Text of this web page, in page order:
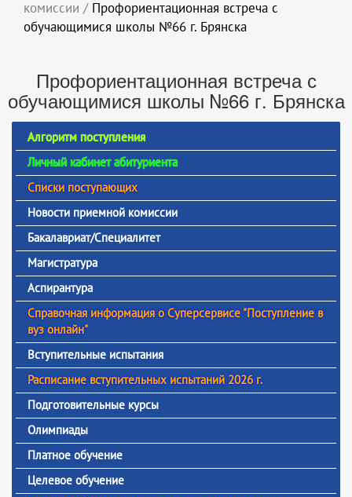
комиссии / Профориентационная встреча с
обучающимися школы №66 г. Брянска
Профориентационная встреча с
обучающимися школы №66 г. Брянска
Алгоритм поступления
Личный кабинет абитуриента
Списки поступающих
Новости приемной комиссии
Бакалавриат/Специалитет
Магистратура
Аспирантура
Справочная информация о Суперсервисе "Поступление в
вуз онлайн"
Вступительные испытания
Расписание вступительных испытаний 2026 г.
Подготовительные курсы
Олимпиады
Платное обучение
Целевое обучение